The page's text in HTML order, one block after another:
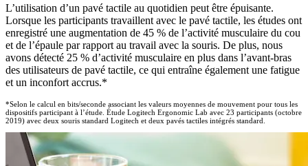
L’utilisation d’un pavé tactile au quotidien peut être épuisante.
Lorsque les participants travaillent avec le pavé tactile, les études ont
enregistré une augmentation de 45 % de l’activité musculaire du cou
et de l’épaule par rapport au travail avec la souris. De plus, nous
avons détecté 25 % d’activité musculaire en plus dans l’avant-bras
des utilisateurs de pavé tactile, ce qui entraîne également une fatigue
et un inconfort accrus.*
*Selon le calcul en bits/seconde associant les valeurs moyennes de mouvement pour tous les
dispositifs participant à l’étude. Étude Logitech Ergonomic Lab avec 23 participants (octobre
2019) avec deux souris standard Logitech et deux pavés tactiles intégrés standard.